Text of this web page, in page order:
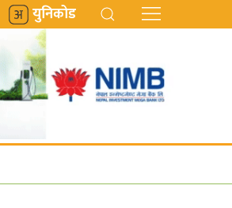
युनिकोड